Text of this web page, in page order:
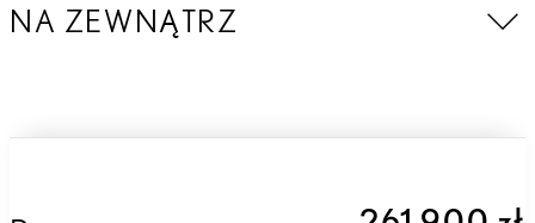
NA ZEWNĄTRZ